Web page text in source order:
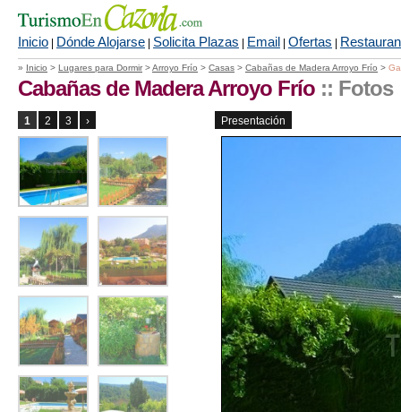
Inicio Dónde Alojarse Solicita Plazas Email Ofertas
» Inicio > Lugares para Dormir >Arroyo Frío > Casas > Cabañas de Madera Arroyo Frío >
Cabañas de Madera Arroyo Frío :: Fotos
Presentación
1 2 3 ›